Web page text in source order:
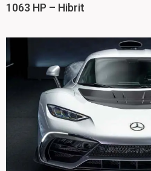
1063 HP – Hibrit